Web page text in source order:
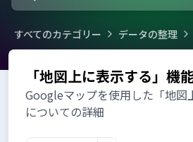
すべてのカテゴリー データの整理
「地図上に表示する」機
Googleマップを使用した「地図
についての詳細